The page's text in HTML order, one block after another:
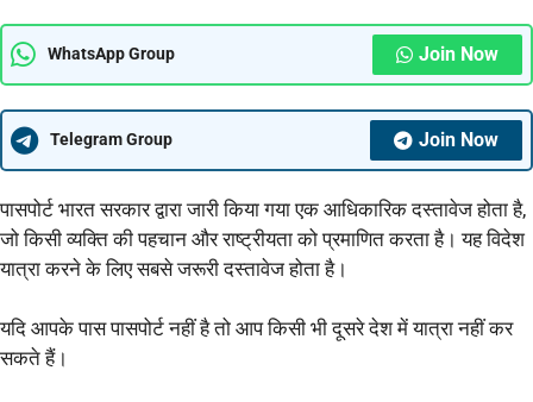
WhatsApp Group Join Now
Telegram Group Join Now
पासपोर्ट भारत सरकार द्वारा जारी किया गया एक आधिकारिक दस्तावेज होता है,
जो किसी व्यक्ति की पहचान और राष्ट्रीयता को प्रमाणित करता है। यह विदेश
यात्रा करने के लिए सबसे जरूरी दस्तावेज होता है।
यदि आपके पास पासपोर्ट नहीं है तो आप किसी भी दूसरे देश में यात्रा नहीं कर
सकते हैं।